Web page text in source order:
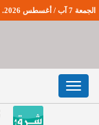
الجمعة 7 آب / أغسطس 2026. 10:43:47 مساءً
Toggle
navigation